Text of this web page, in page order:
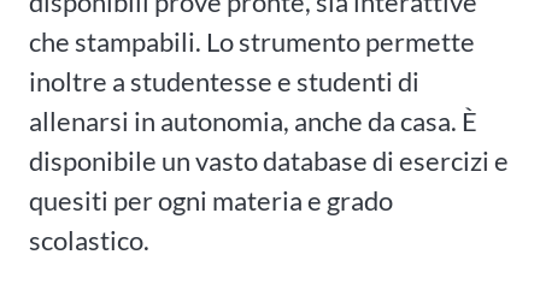
che stampabili. Lo strumento permette
inoltre a studentesse e studenti di
allenarsi in autonomia, anche da casa. È
disponibile un vasto database di esercizi e
quesiti per ogni materia e grado
scolastico.